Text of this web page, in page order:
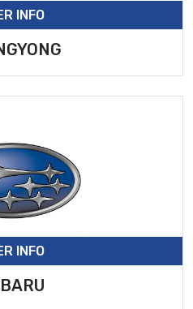
INFO
INFO